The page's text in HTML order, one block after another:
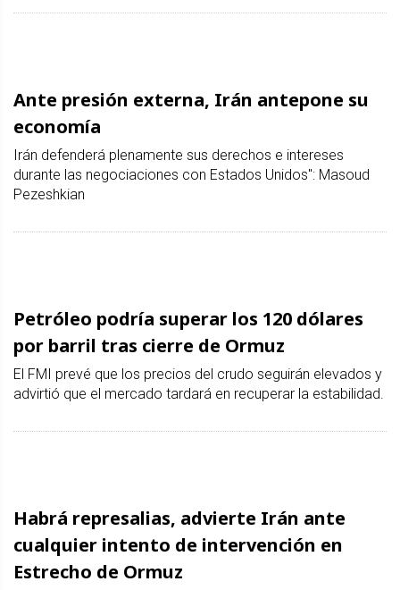
Ante presión externa, Irán antepone su
economía
Irán defenderá plenamente sus derechos e intereses
durante las negociaciones con Estados Unidos": Masoud
Pezeshkian
Petróleo podría superar los 120 dólares
por barril tras cierre de Ormuz
El FMI prevé que los precios del crudo seguirán elevados y
advirtió que el mercado tardará en recuperar la estabilidad.
Habrá represalias, advierte Irán ante
cualquier intento de intervención en
Estrecho de Ormuz